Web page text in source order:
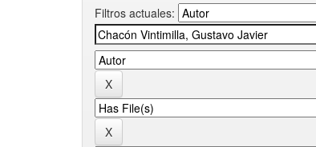
Filtros actuales: